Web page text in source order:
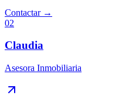
Contactar →
02
Claudia
Asesora Inmobiliaria